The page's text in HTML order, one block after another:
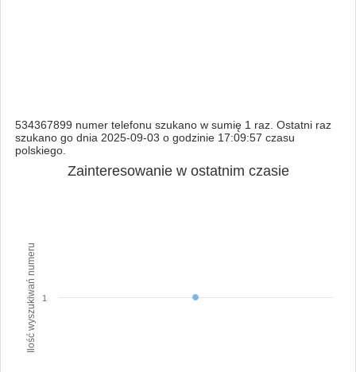
534367899 numer telefonu szukano w sumię 1 raz. Ostatni raz
szukano go dnia 2025-09-03 o godzinie 17:09:57 czasu
polskiego.
Ilość wyszukiwań numeru
Zainteresowanie w ostatnim czasie
1